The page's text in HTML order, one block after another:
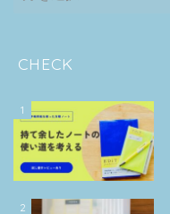
CHECK
1
2